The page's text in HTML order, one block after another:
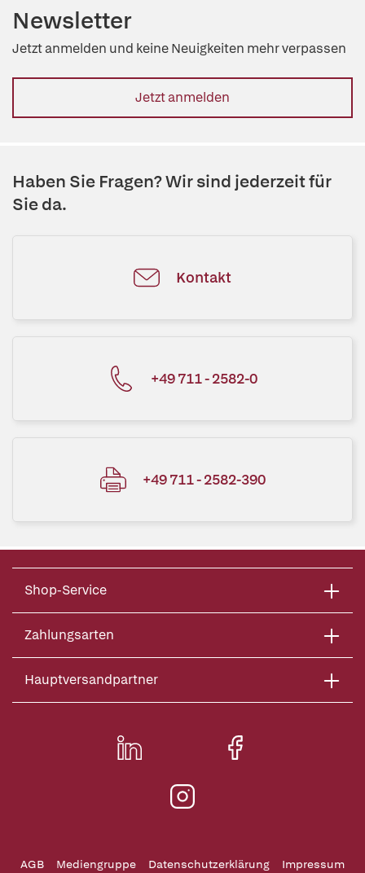
Newsletter
Jetzt anmelden und keine Neuigkeiten mehr verpassen
Jetzt anmelden
Haben Sie Fragen? Wir sind jederzeit für
Sie da.
Kontakt
+49 711 - 2582-0
+49 711 - 2582-390
Shop-Service
Zahlungsarten
Hauptversandpartner
AGB Mediengruppe Datenschutzerklärung Impressum